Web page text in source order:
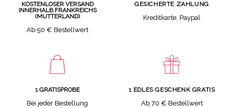
KOSTENLOSER VERSAND
INNERHALB FRANKREICHS
(MUTTERLAND)
Ab 50 € Bestellwert
GESICHERTE ZAHLUNG
Kreditkarte, Paypal
1 GRATISPROBE
Bei jeder Bestellung
1 EDLES GESCHENK GRATIS
Ab 70 € Bestellwert